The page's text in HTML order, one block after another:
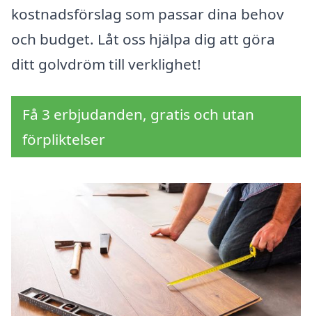
kostnadsförslag som passar dina behov
och budget. Låt oss hjälpa dig att göra
ditt golvdröm till verklighet!
Få 3 erbjudanden, gratis och utan
förpliktelser